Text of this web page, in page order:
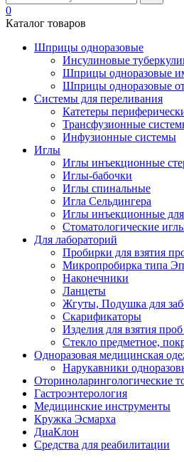
0
Каталог товаров
Шприцы одноразовые
Инсулиновые
Шприцы одноразовые
Шприцы одноразовые
Системы для переливания
Катетеры
Трансфузионные
Инфузионные системы
Иглы
Иглы инъекционные
Иглы-бабочки
Иглы спинальные
Игла Сельдингера
Иглы инъекционные для
Стоматологические
Для лабораторий
Пробирки для взятия
Микропробирка типа
Наконечники
Ланцеты
Жгуты, Подушка для
Скарификаторы
Изделия для взятия
Стекло предметное,
Одноразовая медицинская
Нарукавники
Оториноларингологические
Гастроэнтерология
Медицинские инструменты
Кружка Эсмарха
ДиаКлон
Средства для реабилитации